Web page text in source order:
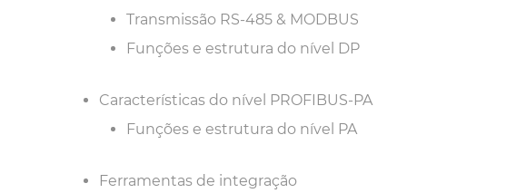
Transmissão RS-485 & MODBUS
Funções e estrutura do nível DP
Características do nível PROFIBUS-PA
Funções e estrutura do nível PA
Ferramentas de integração